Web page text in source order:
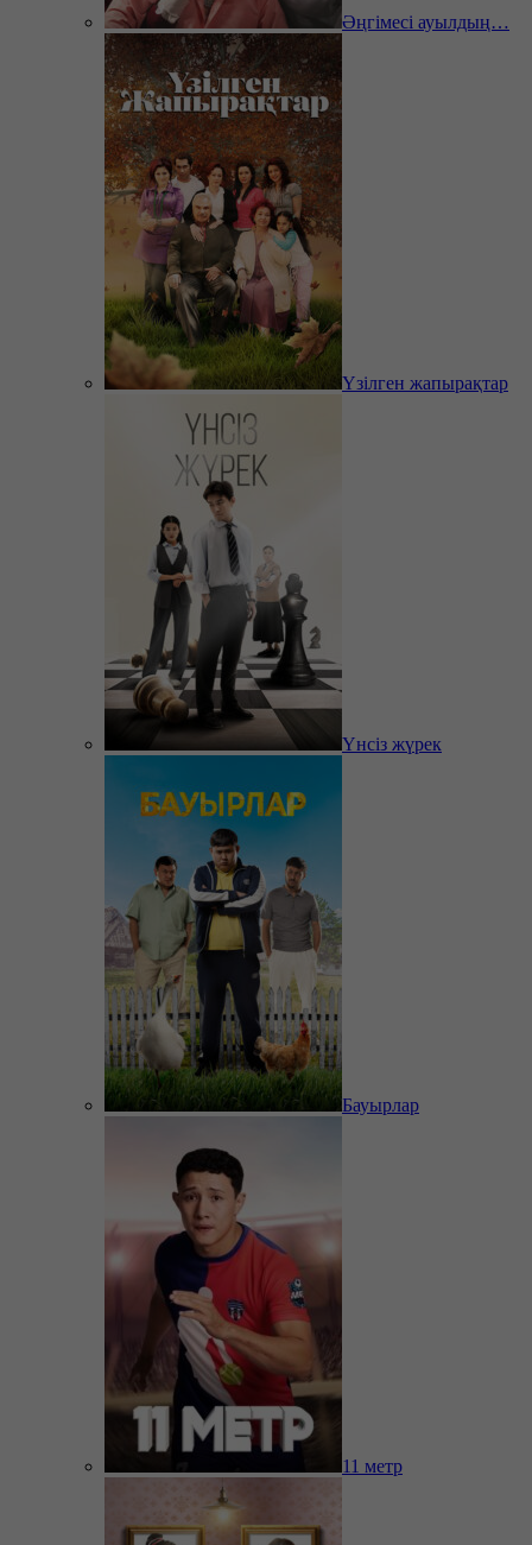
Әңгімесі ауылдың…
Үзілген жапырақтар
Үнсіз жүрек
Бауырлар
11 метр